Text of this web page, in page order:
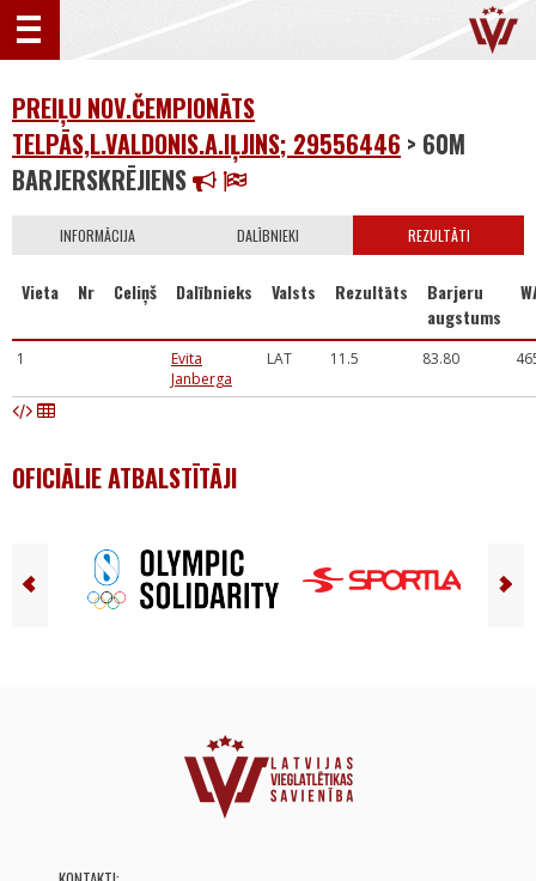
PREIĻU NOV.ČEMPIONĀTS
TELPĀS,L.VALDONIS.A.IĻJINS; 29556446 > 60M
BARJERSKRĒJIENS
INFORMĀCIJA DALĪBNIEKI REZULTĀTI
Vieta Nr Celiņš Dalībnieks Valsts Rezultāts
Barjeru
augstums
1
Evita
Janberga
LAT 11.5 83.80
OFICIĀLIE ATBALSTĪTĀJI